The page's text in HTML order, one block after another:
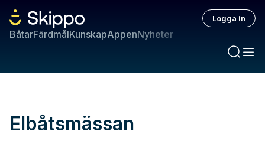
BåtarFärdmålKunskapAppenNyheter
Logga in
Elbåtsmässan